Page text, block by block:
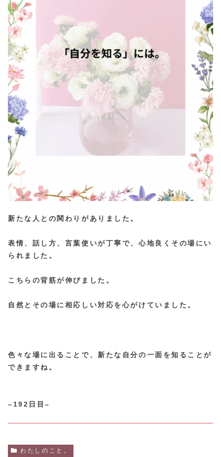
新たな人との関わりがありました。
表情、話し方、言葉使いが丁寧で、心地良くその場にい
られました。
こちらの背筋が伸びました。
自然とその場に相応しい対応を心がけていました。
色々な場に出ることで、新たな自分の一面を知ることが
できますね。
–192日目–
わたしのこと。